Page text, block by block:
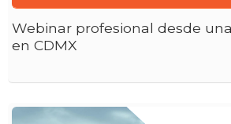
Webinar profesional desde
en CDMX